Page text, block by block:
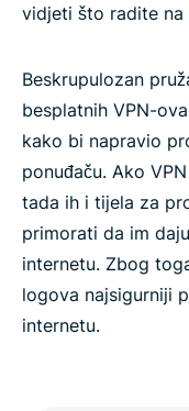
vidjeti što radite na
Beskrupulozan
besplatnih VPN-
kako bi napravio
ponuđaču. Ako
tada ih i tijela za
primorati da im
internetu. Zbog
logova najsigurniji
internetu.